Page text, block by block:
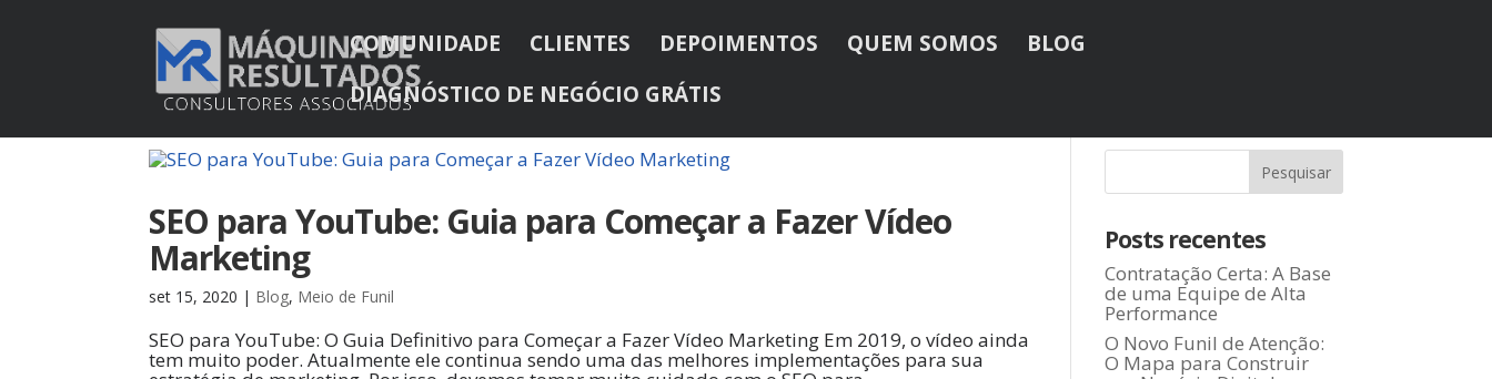
COMUNIDADE CLIENTES DEPOIMENTOS QUEM SOMOS
BLOG
DIAGNÓSTICO DE NEGÓCIO GRÁTIS
SEO para YouTube: Guia para Começar a Fazer Vídeo
Marketing
set 15, 2020 | Blog, Meio de Funil
SEO para YouTube: O Guia Definitivo para Começar a Fazer Vídeo Marketing Em 2019, o vídeo ainda
tem muito poder. Atualmente ele continua sendo uma das melhores implementações para sua
Posts recentes
Contratação Certa: A Base
de uma Equipe de Alta
Performance
O Novo Funil de Atenção:
O Mapa para Construir